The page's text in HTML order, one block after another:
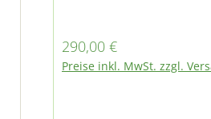
Regulärer Preis:
290,00 €
Preise inkl. MwSt. zzgl.